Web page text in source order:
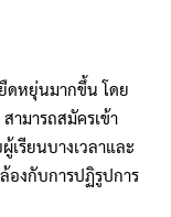
ดหยุ่นมากขึ้น โดย
ามารถสมัครเข้า
เรียนบางเวลาและ
องกับการปฏิรูปการ